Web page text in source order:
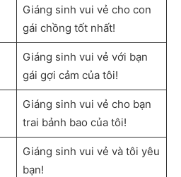
Giáng sinh vui vẻ cho con
gái chồng tốt nhất!
Giáng sinh vui vẻ với bạn
gái gợi cảm của tôi!
Giáng sinh vui vẻ cho bạn
trai bảnh bao của tôi!
Giáng sinh vui vẻ và tôi yêu
bạn!